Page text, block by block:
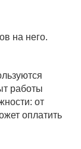
на него.
работы
от
оплатить